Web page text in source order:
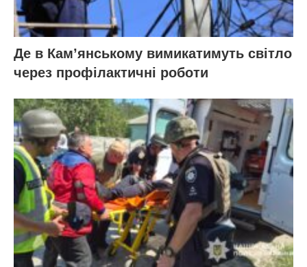
Де в Кам’янському вимикатимуть світло
через профілактичні роботи